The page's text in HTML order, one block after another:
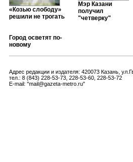
«Козью слободу»
решили не трогать
Мэр Казани
получил
"четверку"
Город осветят по-
новому
Адрес редакции и издателя: 420073 Казань,
тел.: 8 (843) 228-53-73, 228-53-60, 228-53-72
E-mail: "mail@gazeta-metro.ru"